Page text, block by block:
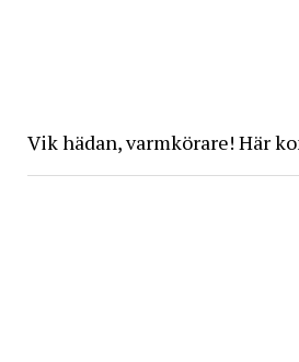
Vik hädan, varmkörare! Här